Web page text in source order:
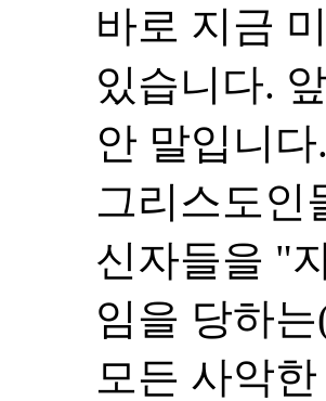
바로 지금
있습니다.
안 말입니
그리스도인
신자들을 "
임을 당하
모든 사악